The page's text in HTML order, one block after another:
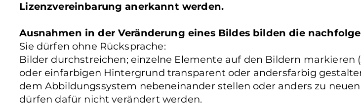
Lizenzvereinbarung anerkannt werden.
Ausnahmen in der Veränderung eines Bildes bilden die
Sie dürfen ohne Rücksprache:
Bilder durchstreichen; einzelne Elemente auf den Bildern markieren
oder einfarbigen Hintergrund transparent oder andersfarbig
dem Abbildungssystem nebeneinander stellen oder anders zu
dürfen dafür nicht verändert werden.